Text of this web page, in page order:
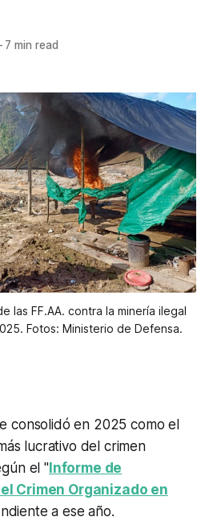
7 min read
las FF.AA. contra la minería ilegal
Fotos: Ministerio de Defensa.
consolidó en 2025 como el
lucrativo del crimen
el "Informe de
Crimen Organizado en
a ese año.